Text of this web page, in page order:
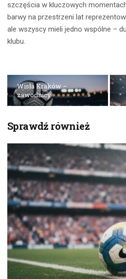
szczęścia w kluczowych
barwy na przestrzeni lat
ale wszyscy mieli jedno wspólne –
klubu.
Wisła Kraków –
zawodnicy
Sprawdź również